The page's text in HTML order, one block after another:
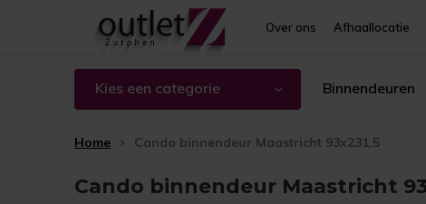
Over ons Afhaallocatie
Kies een categorie Binnendeuren
Home Cando binnendeur Maastricht 93x231,5
Cando binnendeur Maastricht